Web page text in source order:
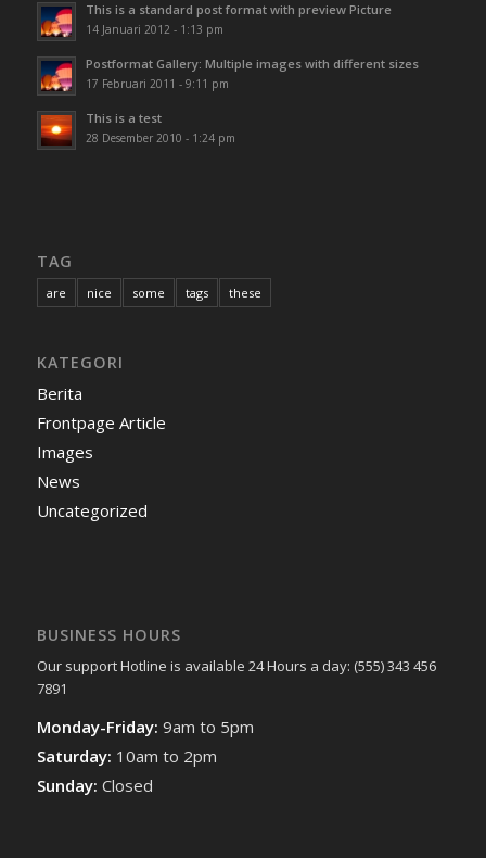
This is a standard post format with preview Picture
14 Januari 2012 - 1:13 pm
Postformat Gallery: Multiple images with different sizes
17 Februari 2011 - 9:11 pm
This is a test
28 Desember 2010 - 1:24 pm
TAG
are nice some tags these
KATEGORI
Berita
Frontpage Article
Images
News
Uncategorized
BUSINESS HOURS
Our support Hotline is available 24 Hours a day: (555) 343 456
7891
Monday-Friday: 9am to 5pm
Saturday: 10am to 2pm
Sunday: Closed